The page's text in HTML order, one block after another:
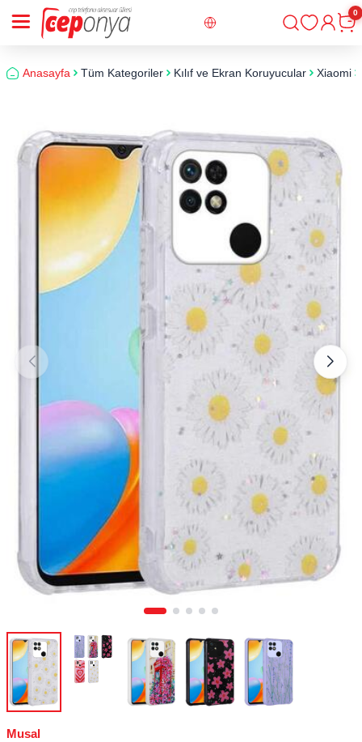
Giriş
0
Anasayfa Tüm Kategoriler Kılıf ve Ekran Koruyucular Xiaomi
Musal